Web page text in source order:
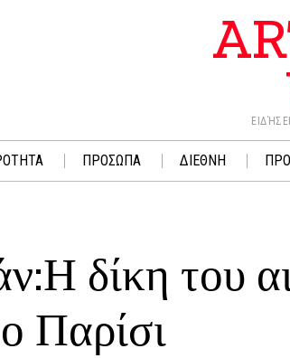
ΠΡΟΣΩΠΑ ΔΙΕΘΝΗ
δίκη του
Παρίσι